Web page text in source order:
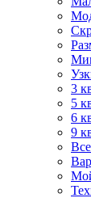
3
5
6
9